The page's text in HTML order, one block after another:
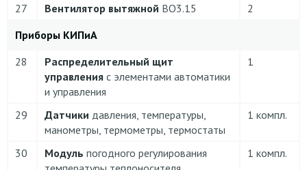
27
Вентилятор вытяжной ВО3.15
2
Приборы КИПиА
28
Распределительный щит
управления с элементами автоматики
и управления
1
29 Датчики давления, температуры,
манометры, термометры, термостаты
1 компл.
30 Модуль погодного регулирования
1 компл.